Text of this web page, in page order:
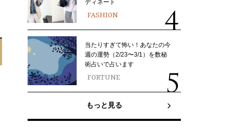
ディネート
FASHION
当たりすぎて怖い！あなたの今
週の運勢（2/23〜3/1）を数秘
術占いで占います
FORTUNE
もっと見る